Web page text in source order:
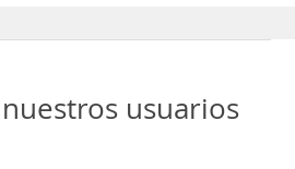
usuarios